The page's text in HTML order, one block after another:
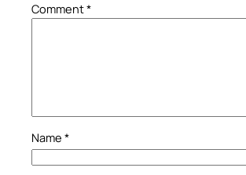
Comment*
Name *